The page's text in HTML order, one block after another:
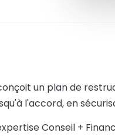
un plan de
l'accord, en
Conseil +